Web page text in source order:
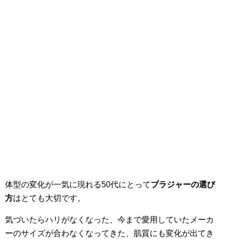
体型の変化が一気に現れる50代にとってブラジャーの選び
方はとても大切です。
気づいたらハリがなくなった、今まで愛用していたメーカ
ーのサイズが合わなくなってきた、肌質にも変化が出てき